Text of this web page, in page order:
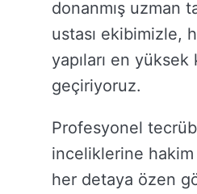
donanmış uzman
ustası ekibimizle,
yapıları en
geçiriyoruz.
Profesyonel
inceliklerine
her detaya özen